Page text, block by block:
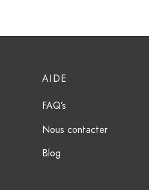
AIDE
FAQ’s
Nous contacter
Blog